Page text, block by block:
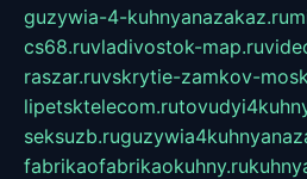
guzywia-4-kuhnyanazakaz.ru
cs68.ruvladivostok-map.ru
raszar.ruvskrytie-zamkov-
lipetsktelecom.ru
seksuzb.ru
fabrikaofabrikaokuhny.ru